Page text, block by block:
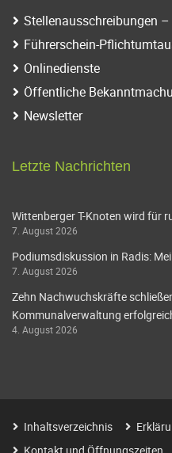
Stellenausschreibungen
Führerschein-
Onlinedienste
Öffentliche
Newsletter
Letzte Nachrichten
Wittenberger T-Knoten wird für
7. August 2026
Podiumsdiskussion in Radis:
7. August 2026
Zehn Nachwuchskräfte
Kommunalverwaltung
4. August 2026
Inhaltsverzeichnis